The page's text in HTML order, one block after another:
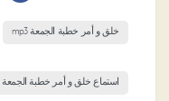
خلق و أمر خطبة الجمعة mp3
استماع خلق و أمر خطبة الجمعة